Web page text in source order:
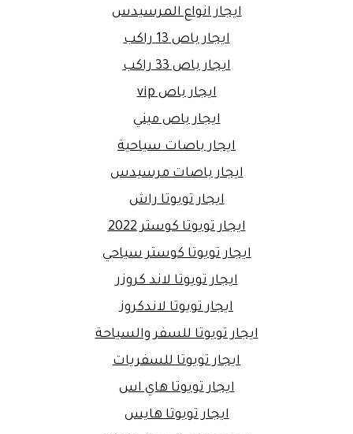
ايجار انواع المرسيدس
ايجار باص 13 راكب
ايجار باص 33 راكب
ايجار باص vip
ايجار باص ميني
ايجار باصات سياحية
ايجار باصات مرسيدس
ايجار تويوتا راش
ايجار تويوتا كوستر 2022
ايجار تويوتا كوستر سياحي
ايجار تويوتا لاند كروزر
ايجار تويوتا لاندكروز
ايجار تويوتا للسفر والسياحة
ايجار تويوتا للسفريات
ايجار تويوتا هاي اس
ايجار تويوتا هايس